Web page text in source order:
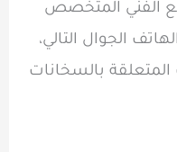
مع الفني المتخصص
الجوال التالي،
بالسخانات